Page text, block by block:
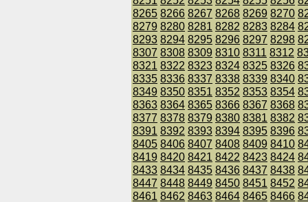
8265 8266 8267 8268 8269 8270
8279 8280 8281 8282 8283 8284
8293 8294 8295 8296 8297 8298
8307 8308 8309 8310 8311 8312
8321 8322 8323 8324 8325 8326
8335 8336 8337 8338 8339 8340
8349 8350 8351 8352 8353 8354
8363 8364 8365 8366 8367 8368
8377 8378 8379 8380 8381 8382
8391 8392 8393 8394 8395 8396
8405 8406 8407 8408 8409 8410
8419 8420 8421 8422 8423 8424
8433 8434 8435 8436 8437 8438
8447 8448 8449 8450 8451 8452
8461 8462 8463 8464 8465 8466